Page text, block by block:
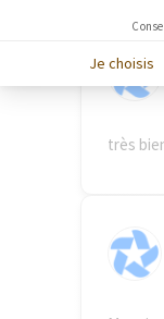
très
Je choisis